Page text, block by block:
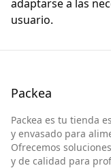
adaptarse a las
usuario.
Packea
Packea es tu tienda
y envasado para
Ofrecemos
y de calidad para